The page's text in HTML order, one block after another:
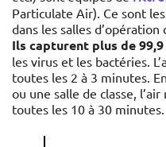
Particulate Air). Ce sont
dans les salles
Ils capturent plus de
les virus et les bactéries.
toutes les 2 à 3 minutes.
ou une salle de classe,
toutes les 10 à 30 minutes.